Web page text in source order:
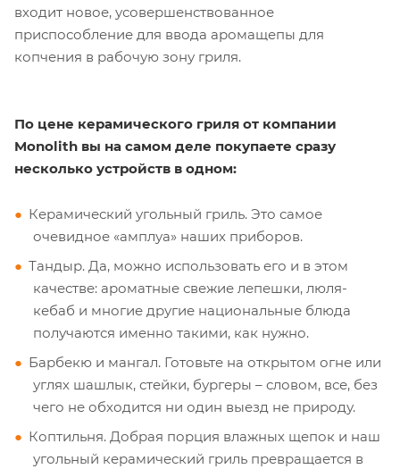
входит новое, усовершенствованное
приспособление для ввода аромащепы для
копчения в рабочую зону гриля.
По цене керамического гриля от компании
Monolith вы на самом деле покупаете сразу
несколько устройств в одном:
Керамический угольный гриль. Это самое
очевидное «амплуа» наших приборов.
Тандыр. Да, можно использовать его и в этом
качестве: ароматные свежие лепешки, люля-
кебаб и многие другие национальные блюда
получаются именно такими, как нужно.
Барбекю и мангал. Готовьте на открытом огне или
углях шашлык, стейки, бургеры – словом, все, без
чего не обходится ни один выезд не природу.
Коптильня. Добрая порция влажных щепок и наш
угольный керамический гриль превращается в